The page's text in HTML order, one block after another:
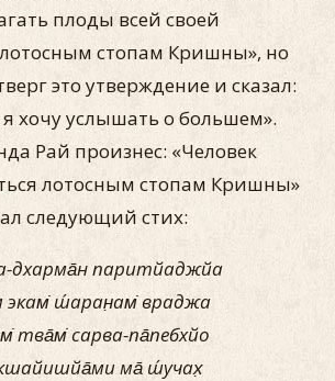
плоды всей своей
стопам Кришны», но
это утверждение и сказал:
я хочу услышать о большем».
Рай произнес: «Человек
лотосным стопам Кришны»
следующий стих:
дхарма̄н паритйаджйа
экам̇ ш́аран̣ам̇ враджа
тва̄м̇ сарва-па̄пебхйо
ма̄ ш́учах̣